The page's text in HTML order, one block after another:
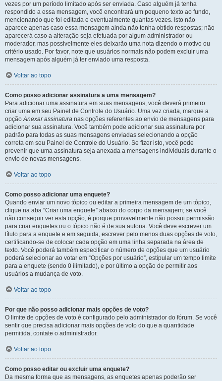
vezes por um período limitado após ser enviada. Caso alguém já tenha
respondido a essa mensagem, você encontrará um pequeno texto ao fundo,
mencionando que foi editada e eventualmente quantas vezes. Isto não
aparece apenas caso essa mensagem ainda não tenha obtido respostas; não
aparecerá caso a alteração seja efetuada por algum administrador ou
moderador, mas possivelmente eles deixarão uma nota dizendo o motivo ou
critério usado. Por favor, note que usuários normais não podem excluir uma
mensagem após alguém já ter enviado uma resposta.
Voltar ao topo
Como posso adicionar assinatura a uma mensagem?
Para adicionar uma assinatura em suas mensagens, você deverá primeiro
criar uma em seu Painel de Controle do Usuário. Uma vez criada, marque a
opçãoAnexar assinatura nas opções referentes ao envio de mensagens para
adicionar sua assinatura. Você também pode adicionar sua assinatura por
padrão para todas as suas mensagens enviadas selecionando a opção
correta em seu Painel de Controle do Usuário. Se fizer isto, você pode
prevenir que uma assinatura seja anexada a mensagens individuais durante o
envio de novas mensagens.
Voltar ao topo
Como posso adicionar uma enquete?
Quando enviar um novo tópico ou editar a primeira mensagem de um tópico,
clique na aba “Criar uma enquete” abaixo do corpo da mensagem; se você
não conseguir ver esta opção, é porque provavelmente não possui permissão
para criar enquetes ou o tópico não é de sua autoria. Você deve escrever um
título para a enquete e em seguida, escrever pelo menos duas opções de voto,
certificando-se de colocar cada opção em uma linha separada na área de
texto. Você poderá também especificar o número de opções que um usuário
poderá selecionar ao votar em “Opções por usuário”, estipular um tempo limite
para a enquete (sendo 0 ilimitado), e por último a opção de permitir aos
usuários a mudança de voto.
Voltar ao topo
Por que não posso adicionar mais opções de voto?
O limite de opções de voto é configurado pelo administrador do fórum. Se você
sentir que precisa adicionar mais opções de voto do que a quantidade
permitida, contate o administrador.
Voltar ao topo
Como posso editar ou excluir uma enquete?
Da mesma forma que as mensagens, as enquetes apenas poderão ser